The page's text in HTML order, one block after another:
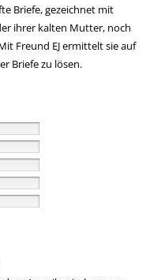
Briefe, gezeichnet mit
ihrer kalten Mutter, noch
Freund EJ ermittelt sie auf
Briefe zu lösen.